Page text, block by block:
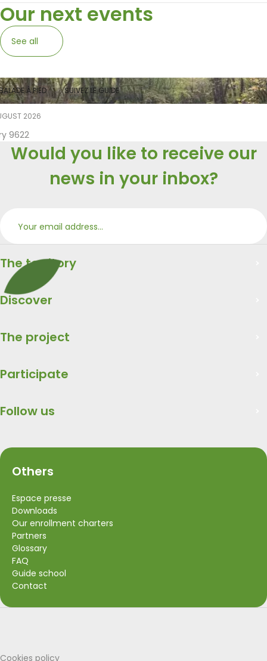
Our next events
See all
2026
9622
À PIED SUIVEZ LE GUIDE
Would you like to receive our
news in your inbox?
The territory
Discover
The project
Participate
Follow us
Others
Espace presse
Downloads
Our enrollment charters
Partners
Glossary
FAQ
Guide school
Contact
Cookies policy